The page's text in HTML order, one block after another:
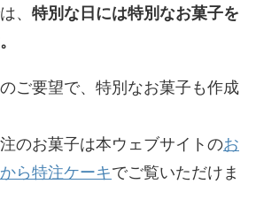
、 特別な日には特別なお菓子を
ご要望で、特別なお菓子も作成
のお菓子は本ウェブサイトのお
ら特注ケーキでご覧いただけま